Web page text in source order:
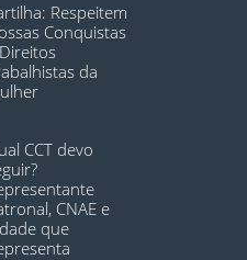
Respeitem
Conquistas
da
CCT devo
CNAE e
que